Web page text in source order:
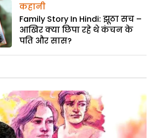
कहानी
Family Story In Hindi: झूठा सच –
आखिर क्या छिपा रहे थे कंचन के
पति और सास?